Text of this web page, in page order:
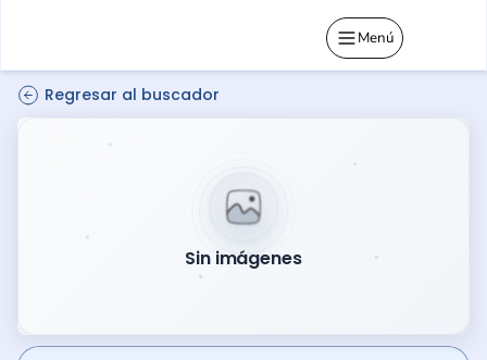
Menú
Regresar al buscador
Sin imágenes